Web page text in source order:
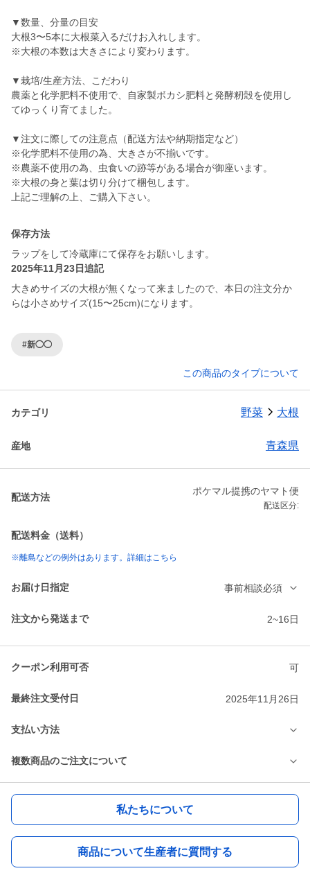
▼数量、分量の目安
大根3〜5本に大根菜入るだけお入れします。
※大根の本数は大きさにより変わります。
▼栽培/生産方法、こだわり
農薬と化学肥料不使用で、自家製ボカシ肥料と発酵籾殻を使用し
てゆっくり育てました。
▼注文に際しての注意点（配送方法や納期指定など）
※化学肥料不使用の為、大きさが不揃いです。
※農薬不使用の為、虫食いの跡等がある場合が御座います。
※大根の身と葉は切り分けて梱包します。
保存方法
ラップをして冷蔵庫にて保存をお願いします。
2025年11月23日追記
大きめサイズの大根が無くなって来ましたので、本日の注文分か
らは小さめサイズ(15〜25cm)になります。
#新◯◯
この商品のタイプについて
カテゴリ 野菜 大根
産地 青森県
配送方法
ポケマル提携のヤマト便
配送区分:
配送料金（送料）
※離島などの例外はあります。詳細はこちら
お届け日指定 事前相談必須
注文から発送まで 2~16日
クーポン利用可否 可
最終注文受付日 2025年11月26日
支払い方法
複数商品のご注文について
私たちについて
商品について生産者に質問する